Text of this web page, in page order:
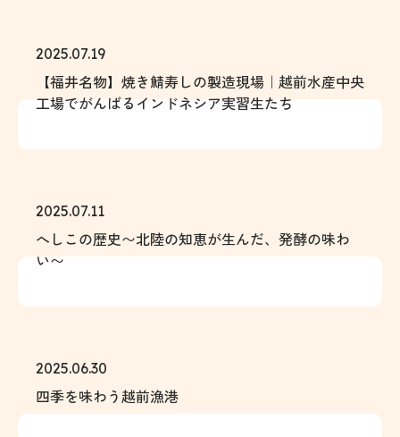
2025.07.19
【福井名物】焼き鯖寿しの製造現場｜越前水産中央
工場でがんばるインドネシア実習生たち
2025.07.11
へしこの歴史〜北陸の知恵が生んだ、発酵の味わ
い〜
2025.06.30
四季を味わう越前漁港